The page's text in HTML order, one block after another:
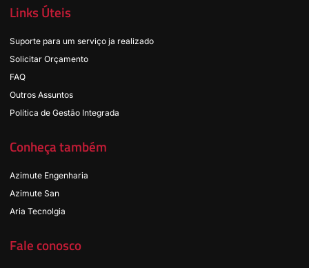
Links Úteis
Suporte para um serviço ja realizado
Solicitar Orçamento
FAQ
Outros Assuntos
Política de Gestão Integrada
Conheça também
Azimute Engenharia
Azimute San
Aria Tecnolgia
Fale conosco